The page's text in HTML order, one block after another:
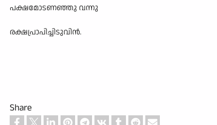
പക്ഷമോടണഞ്ഞു വന്നു
രക്ഷപ്രാപിച്ചിടുവിൻ.
Share